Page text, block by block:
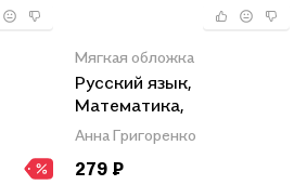
Мягкая обложка
Русский язык,
Математика,
Литературное чтение,
Окружающий мир. 2
класс. Предметные
Анна Григоренко
279 ₽